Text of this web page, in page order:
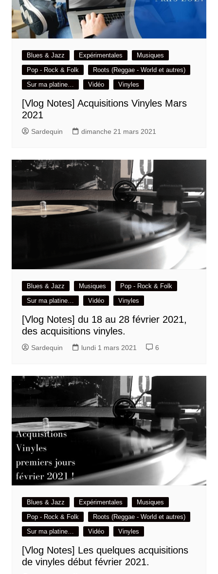
Blues & Jazz Expérimentales
Musiques
Pop - Rock & Folk
Roots (Reggae - World et autres)
Sur ma platine…
Vidéo Vinyles
[Vlog Notes] Acquisitions Vinyles Mars
2021
Sardequin dimanche 21 mars 2021
Blues & Jazz Musiques
Pop - Rock & Folk
Sur ma platine…
Vidéo Vinyles
[Vlog Notes] du 18 au 28 février 2021,
des acquisitions vinyles.
Sardequin lundi 1 mars 2021 6
Blues & Jazz Expérimentales
Musiques
Pop - Rock & Folk
Roots (Reggae - World et autres)
Sur ma platine…
Vidéo Vinyles
[Vlog Notes] Les quelques acquisitions
de vinyles début février 2021.